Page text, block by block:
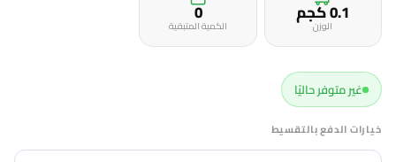
0.1 كجمالوزن 0
الكمية المتبقية
غير متوفر حاليًا
خيارات الدفع بالتقسيط